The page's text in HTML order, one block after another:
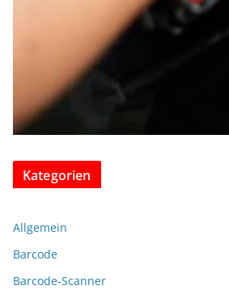
Kategorien
Allgemein
Barcode
Barcode-Scanner